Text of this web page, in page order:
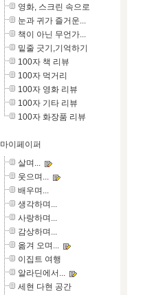
영화, 스크린 속으로
눈과 귀가 즐거운...
책이 아닌 무언가...
밑줄 긋기,기억하기
100자 책 리뷰
100자 먹거리
100자 영화 리뷰
100자 기타 리뷰
100자 화장품 리뷰
마이페이퍼
살며...
웃으며...
배우며...
생각하며...
사랑하며...
감상하며...
옮겨 오며...
이집트 여행
알라딘에서...
세현 다현 공간